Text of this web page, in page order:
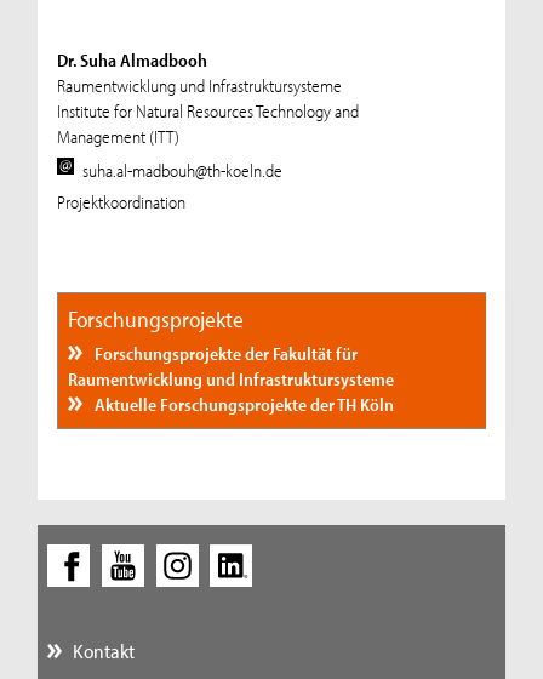
Dr. Suha Almadbooh
Raumentwicklung und Infrastruktursysteme
Institute for Natural Resources Technology and
Management (ITT)
suha.al-madbouh@th-koeln.de
Projektkoordination
Forschungsprojekte
Forschungsprojekte der Fakultät für
Raumentwicklung und Infrastruktursysteme
Aktuelle Forschungsprojekte der TH Köln
Kontakt